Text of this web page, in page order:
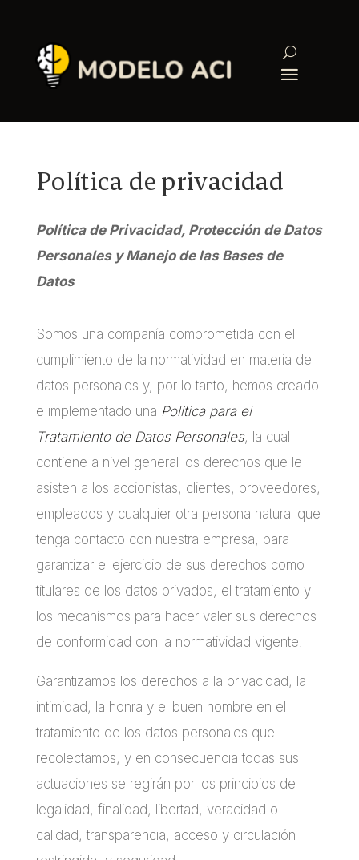
Política de privacidad
Política de Privacidad, Protección de Datos
Personales y Manejo de las Bases de
Datos
Somos una compañía comprometida con el
cumplimiento de la normatividad en materia de
datos personales y, por lo tanto, hemos creado
e implementado una Política para el
Tratamiento de Datos Personales, la cual
contiene a nivel general los derechos que le
asisten a los accionistas, clientes, proveedores,
empleados y cualquier otra persona natural que
tenga contacto con nuestra empresa, para
garantizar el ejercicio de sus derechos como
titulares de los datos privados, el tratamiento y
los mecanismos para hacer valer sus derechos
de conformidad con la normatividad vigente.
Garantizamos los derechos a la privacidad, la
intimidad, la honra y el buen nombre en el
tratamiento de los datos personales que
recolectamos, y en consecuencia todas sus
actuaciones se regirán por los principios de
legalidad, finalidad, libertad, veracidad o
calidad, transparencia, acceso y circulación